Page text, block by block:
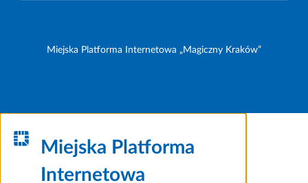
Miejska Platforma Internetowa „Magiczny Kraków”
Miejska Platforma
Internetowa